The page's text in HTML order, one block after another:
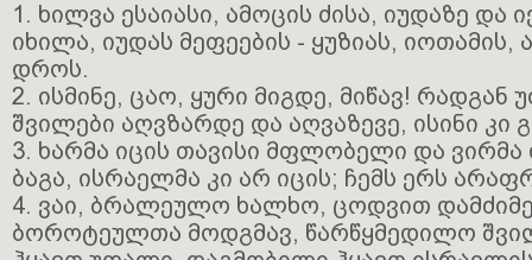
1. ხილვა ესაიასი, ამოცის ძისა, იუდაზე და
იხილა, იუდას მეფეების - ყუზიას, იოთამის,
დროს.
2. ისმინე, ცაო, ყური მიგდე, მიწავ!
შვილები აღვზარდე და აღვაზევე, ისინი კი
3. ხარმა იცის თავისი მფლობელი და ვირმა
ბაგა, ისრაელმა კი არ იცის; ჩემს ერს
4. ვაი, ბრალეულო ხალხო, ცოდვით
ბოროტეულთა მოდგმავ, წარწყმედილო